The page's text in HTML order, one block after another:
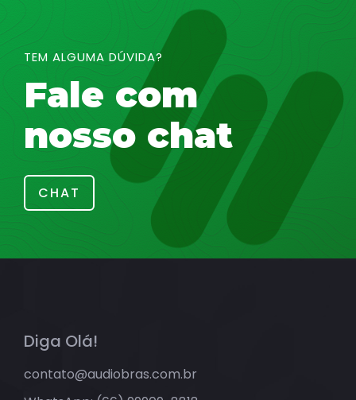
TEM ALGUMA DÚVIDA?
Fale com
nosso chat
CHAT
Diga Olá!
contato@audiobras.com.br